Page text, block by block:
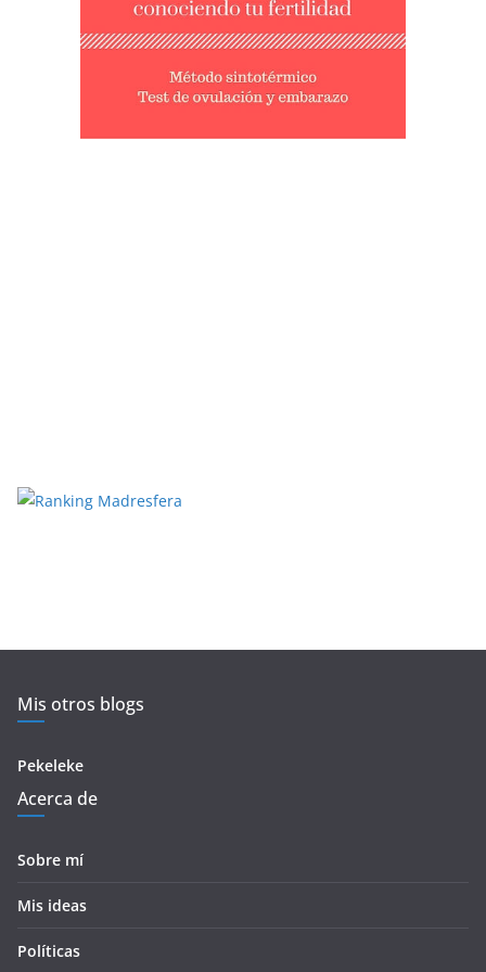
Mis otros blogs
Pekeleke
Acerca de
Sobre mí
Mis ideas
Políticas